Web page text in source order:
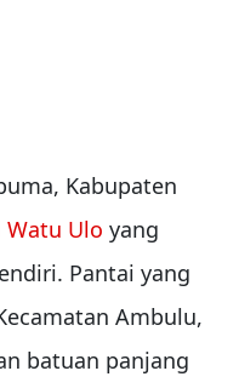
Kabupaten
Watu Ulo yang
Pantai yang
Ambulu,
batuan panjang